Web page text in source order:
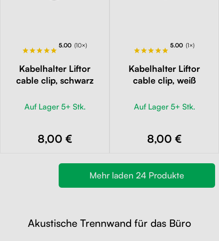
5.00 (10×)
Kabelhalter Liftor
cable clip, schwarz
Auf Lager 5+ Stk.
8,00 €
5.00 (1×)
Kabelhalter Liftor
cable clip, weiß
Auf Lager 5+ Stk.
8,00 €
Mehr laden 24 Produkte
Akustische Trennwand für das Büro